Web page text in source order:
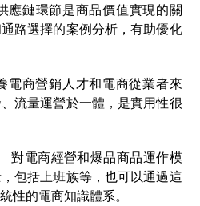
應鏈環節是商品價值實現的關
路選擇的案例分析，有助優化
電商營銷人才和電商從業者來
流量運營於一體，是實用性很
對電商經營和爆品商品運作模
包括上班族等，也可以通過這
性的電商知識體系。